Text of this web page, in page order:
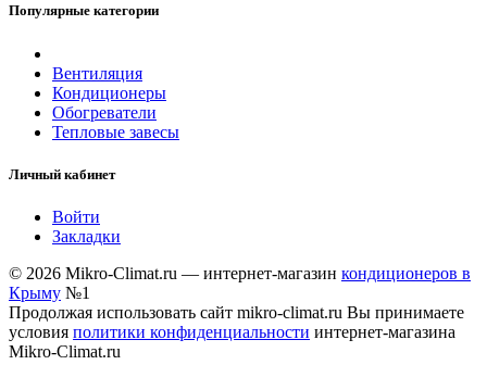
Популярные категории
Вентиляция
Кондиционеры
Обогреватели
Тепловые завесы
Личный кабинет
Войти
Закладки
© 2026 Mikro-Climat.ru — интернет-магазин кондиционеров в
Крыму №1
Продолжая использовать сайт mikro-climat.ru Вы принимаете
условия политики конфиденциальности интернет-магазина
Mikro-Climat.ru